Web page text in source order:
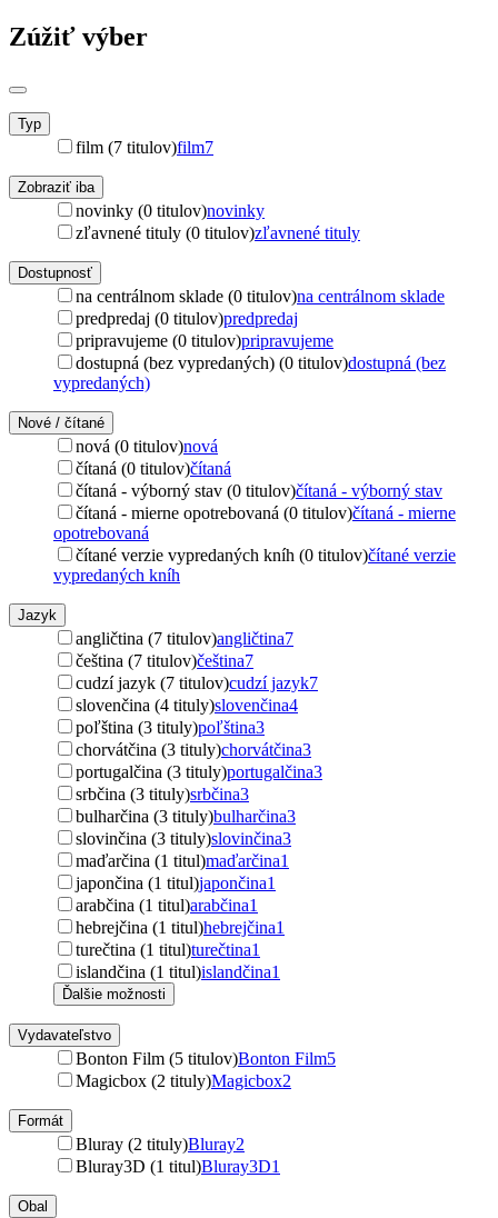
Zúžiť výber
Typ
film (7 titulov)film7
Zobraziť iba
novinky (0 titulov)novinky
zľavnené tituly (0 titulov)zľavnené tituly
Dostupnosť
na centrálnom sklade (0 titulov)na centrálnom sklade
predpredaj (0 titulov)predpredaj
pripravujeme (0 titulov)pripravujeme
dostupná (bez vypredaných) (0 titulov)dostupná (bez
vypredaných)
Nové / čítané
nová (0 titulov)nová
čítaná (0 titulov)čítaná
čítaná - výborný stav (0 titulov)čítaná - výborný stav
čítaná - mierne opotrebovaná (0 titulov)čítaná - mierne
opotrebovaná
čítané verzie vypredaných kníh (0 titulov)čítané verzie
vypredaných kníh
Jazyk
angličtina (7 titulov)angličtina7
čeština (7 titulov)čeština7
cudzí jazyk (7 titulov)cudzí jazyk7
slovenčina (4 tituly)slovenčina4
poľština (3 tituly)poľština3
chorvátčina (3 tituly)chorvátčina3
portugalčina (3 tituly)portugalčina3
srbčina (3 tituly)srbčina3
bulharčina (3 tituly)bulharčina3
slovinčina (3 tituly)slovinčina3
maďarčina (1 titul)maďarčina1
japončina (1 titul)japončina1
arabčina (1 titul)arabčina1
hebrejčina (1 titul)hebrejčina1
turečtina (1 titul)turečtina1
islandčina (1 titul)islandčina1
Ďalšie možnosti
Vydavateľstvo
Bonton Film (5 titulov)Bonton Film5
Magicbox (2 tituly)Magicbox2
Formát
Bluray (2 tituly)Bluray2
Bluray3D (1 titul)Bluray3D1
Obal